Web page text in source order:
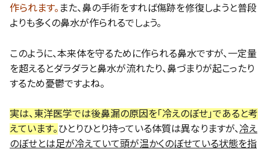
作られます。 また、鼻の手術をすれば傷跡を修復しようと普段
よりも多くの鼻水が作られるでしょう。
このように、本来体を守るために作られる鼻水ですが、一定量
を超えるとダラダラと鼻水が流れたり、鼻づまりが起こったり
するため憂鬱ですよね。
実は、東洋医学では後鼻漏の原因を「冷えのぼせ」であると考
えています。 ひとりひとり持っている体質は異なりますが、冷え
のぼせとは足が冷えていて頭が温かくのぼせている状態を指